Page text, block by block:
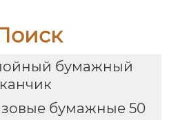
бумажный
бумажные 50